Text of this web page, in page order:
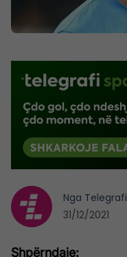
Nga Telegrafi
31/12/2021